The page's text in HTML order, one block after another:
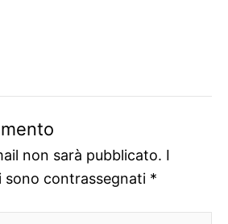
non sarà pubblicato. I
sono contrassegnati *